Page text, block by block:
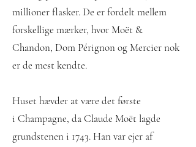
millioner flasker. De er fordelt mellem
forskellige mærker, hvor Moët &
Chandon, Dom Pérignon og Mercier nok
er de mest kendte.
Huset hævder at være det første
i Champagne, da Claude Moët lagde
grundstenen i 1743. Han var ejer af